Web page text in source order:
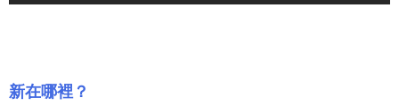
新在哪裡？